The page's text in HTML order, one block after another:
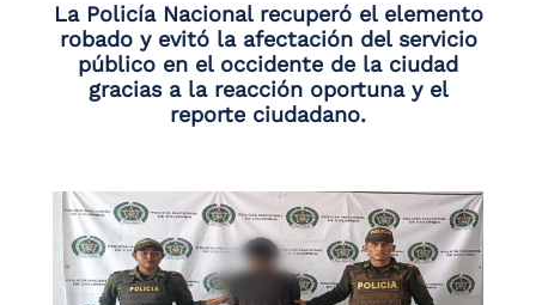
La Policía Nacional recuperó el elemento
robado y evitó la afectación del servicio
público en el occidente de la ciudad
gracias a la reacción oportuna y el
reporte ciudadano.